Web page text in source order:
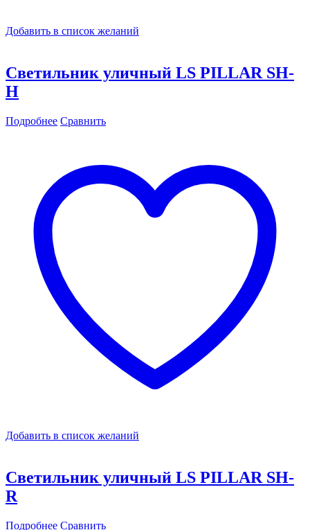
Добавить в список желаний
Светильник уличный LS PILLAR SH-
H
Подробнее Сравнить
Добавить в список желаний
Светильник уличный LS PILLAR SH-
R
Подробнее Сравнить